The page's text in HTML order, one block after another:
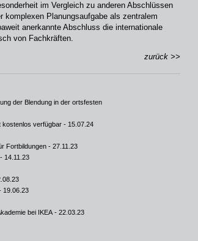
im Vergleich zu anderen Abschlüssen
Planungsaufgabe als zentralem
anerkannte Abschluss die internationale
von Fachkräften.
zurück >>
der Blendung in der ortsfesten
kostenlos verfügbar - 15.07.24
Fortbildungen - 27.11.23
- 14.11.23
19.06.23
bei IKEA - 22.03.23